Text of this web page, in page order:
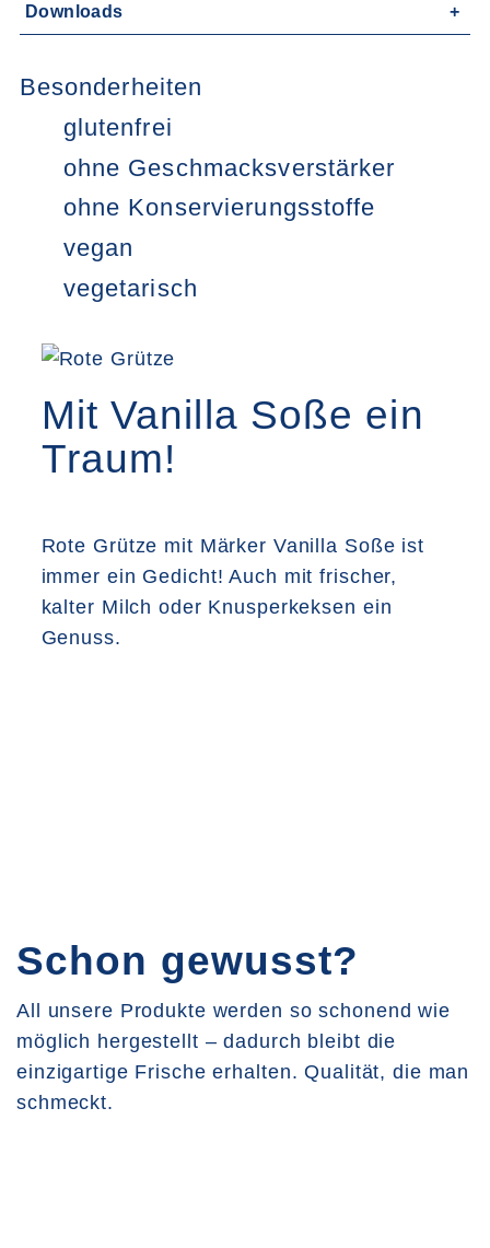
Downloads
Besonderheiten
glutenfrei
ohne Geschmacksverstärker
ohne Konservierungsstoffe
vegan
vegetarisch
Mit Vanilla Soße ein
Traum!
Rote Grütze mit Märker Vanilla Soße ist
immer ein Gedicht! Auch mit frischer,
kalter Milch oder Knusperkeksen ein
Genuss.
Schon gewusst?
All unsere Produkte werden so schonend wie
möglich hergestellt – dadurch bleibt die
einzigartige Frische erhalten. Qualität, die man
schmeckt.